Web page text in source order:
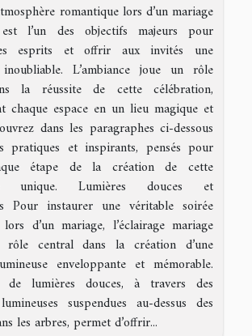
romantique lors d’un mariage
l’un des objectifs majeurs pour
esprits et offrir aux invités une
inoubliable. L’ambiance joue un rôle
la réussite de cette célébration,
chaque espace en un lieu magique et
dans les paragraphes ci-dessous
pratiques et inspirants, pensés pour
étape de la création de cette
unique. Lumières douces et
Pour instaurer une véritable soirée
d’un mariage, l’éclairage mariage
central dans la création d’une
enveloppante et mémorable.
de lumières douces, à travers des
suspendues au-dessus des
les arbres, permet d’offrir...